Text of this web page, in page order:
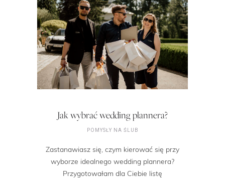
Jak wybrać wedding plannera?
POMYSŁY NA ŚLUB
Zastanawiasz się, czym kierować się przy
wyborze idealnego wedding plannera?
Przygotowałam dla Ciebie listę